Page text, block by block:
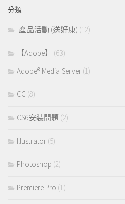
分類
-產品活動 (送好康) (12)
【Adobe】
(63)
Adobe® Media Server (1)
CC (8)
CS6安裝問題 (2)
Illustrator (5)
Photoshop (2)
Premiere Pro (1)